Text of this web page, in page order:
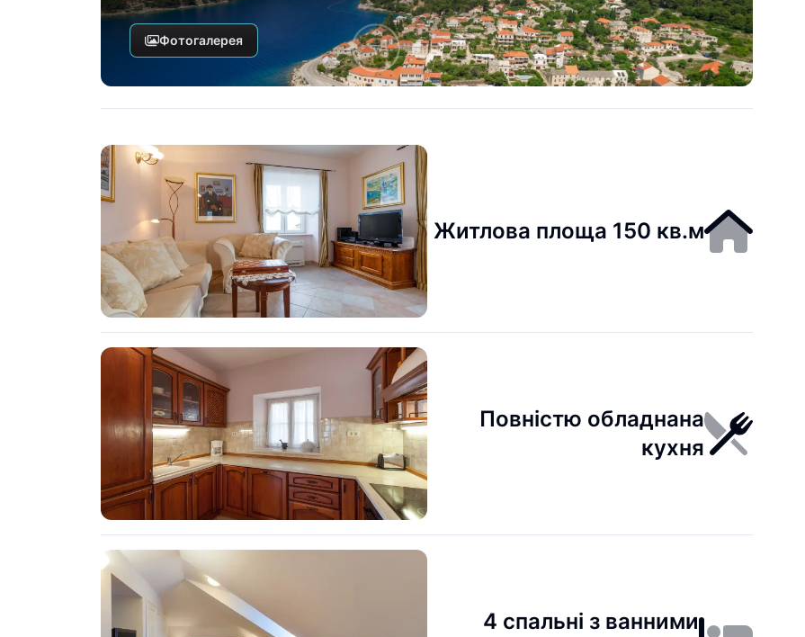
Фотогалерея
Житлова площа 150 кв.м
Повністю обладнана
кухня
4 спальні з ванними